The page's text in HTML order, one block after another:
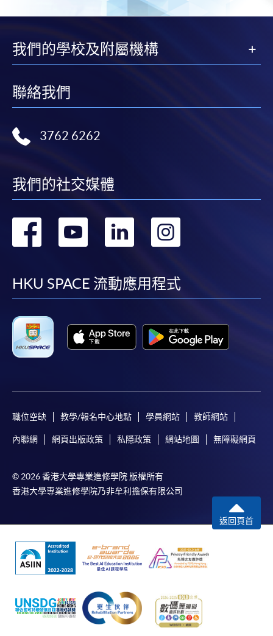
我們的學校及附屬機構
聯絡我們
3762 6262
我們的社交媒體
轉
facebook
轉
youtube
轉
linkedin
轉
HKU SPACE 流動應用程式
職位空缺 教學/報名中心地點 學員網站 教師網站
內聯網 網頁出版政策 私隱政策 網站地圖 無障礙網頁
© 2026 香港大學專業進修學院 版權所有
香港大學專業進修學院乃非牟利擔保有限公司
返回頁首